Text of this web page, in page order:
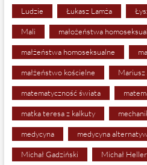
Ludzie Łukasz Lamża
Mali małożeństwa
małżeństwa homoseksualne
małżeństwo kościelne Mariusz
matematyczność świata
matka teresa z kalkuty
medycyna medycyna
Michał Gadziński Michał Heller